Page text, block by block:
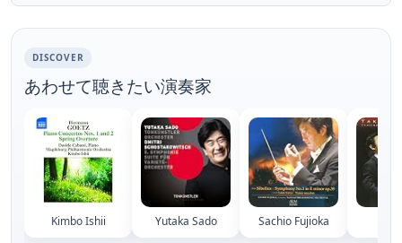
DISCOVER
あわせて聴きたい演奏家
Kimbo Ishii Yutaka Sado Sachio Fujioka